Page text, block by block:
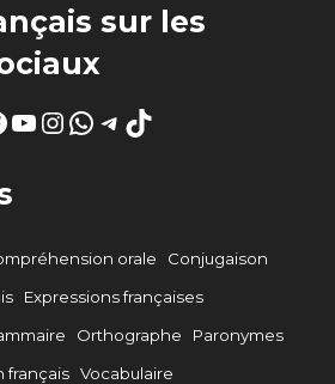
sur les
YouTube
Instagram
WhatsApp
Telegram
TikTok
orale
Conjugaison
Expressions françaises
Orthographe
Paronymes
français Vocabulaire